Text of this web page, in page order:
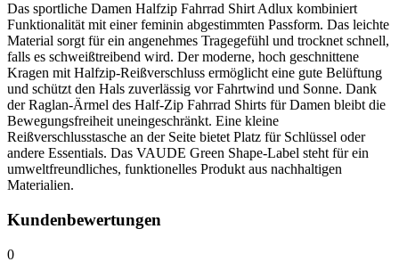
Das sportliche Damen Halfzip Fahrrad Shirt Adlux kombiniert
Funktionalität mit einer feminin abgestimmten Passform. Das leichte
Material sorgt für ein angenehmes Tragegefühl und trocknet schnell,
falls es schweißtreibend wird. Der moderne, hoch geschnittene
Kragen mit Halfzip-Reißverschluss ermöglicht eine gute Belüftung
und schützt den Hals zuverlässig vor Fahrtwind und Sonne. Dank
der Raglan-Ärmel des Half-Zip Fahrrad Shirts für Damen bleibt die
Bewegungsfreiheit uneingeschränkt. Eine kleine
Reißverschlusstasche an der Seite bietet Platz für Schlüssel oder
andere Essentials. Das VAUDE Green Shape-Label steht für ein
umweltfreundliches, funktionelles Produkt aus nachhaltigen
Materialien.
Kundenbewertungen
0